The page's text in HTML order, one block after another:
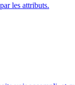
les attributs.